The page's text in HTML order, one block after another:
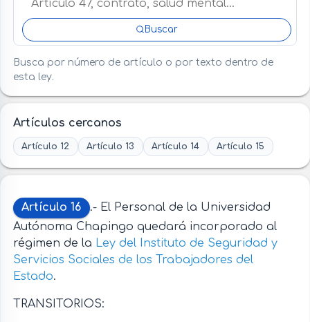
Buscar
Busca por número de artículo o por texto dentro de
esta ley.
Artículos cercanos
Artículo 12 Artículo 13 Artículo 14 Artículo 15
Artículo 16
.- El Personal de la Universidad
Autónoma Chapingo quedará incorporado al
régimen de la Ley del Instituto de Seguridad y
Servicios Sociales de los Trabajadores del
Estado.
TRANSITORIOS: